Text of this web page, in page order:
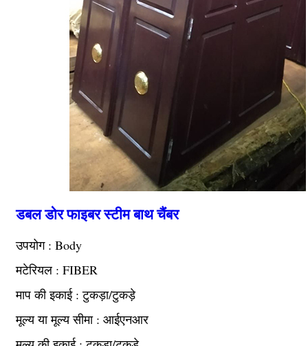
डबल डोर फाइबर स्टीम बाथ चैंबर
उपयोग : Body
मटेरियल : FIBER
माप की इकाई : टुकड़ा/टुकड़े
मूल्य या मूल्य सीमा : आईएनआर